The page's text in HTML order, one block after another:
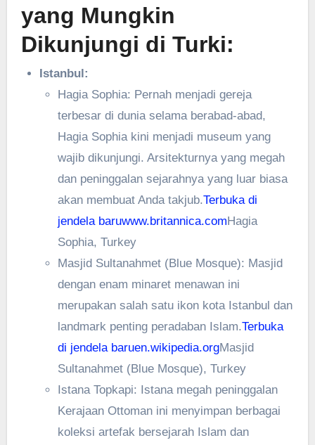
yang Mungkin
Dikunjungi di Turki:
Istanbul:
Hagia Sophia: Pernah menjadi gereja
terbesar di dunia selama berabad-abad,
Hagia Sophia kini menjadi museum yang
wajib dikunjungi. Arsitekturnya yang megah
dan peninggalan sejarahnya yang luar biasa
akan membuat Anda takjub.Terbuka di
jendela baruwww.britannica.com Hagia
Sophia, Turkey
Masjid Sultanahmet (Blue Mosque): Masjid
dengan enam minaret menawan ini
merupakan salah satu ikon kota Istanbul dan
landmark penting peradaban Islam.Terbuka
di jendela baruen.wikipedia.orgMasjid
Sultanahmet (Blue Mosque), Turkey
Istana Topkapi: Istana megah peninggalan
Kerajaan Ottoman ini menyimpan berbagai
koleksi artefak bersejarah Islam dan